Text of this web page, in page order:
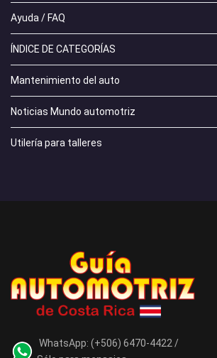
Ayuda / FAQ
ÍNDICE DE CATEGORÍAS
Mantenimiento del auto
Noticias Mundo automotriz
Utilería para talleres
WhatsApp: (+506) 6470-4422 /